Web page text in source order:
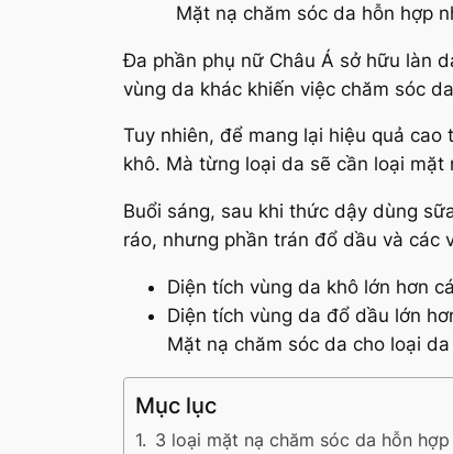
Mặt nạ chăm sóc da hỗn hợp
Đa phần phụ nữ Châu Á sở hữu làn
vùng da khác khiến việc chăm sóc
Tuy nhiên, để mang lại hiệu quả
khô. Mà từng loại da sẽ cần loại
Buổi sáng, sau khi thức dậy dùng
ráo, nhưng phần trán đổ dầu và các
Diện tích vùng da khô lớn hơn
Diện tích vùng da đổ dầu lớn
Mặt nạ chăm sóc da cho loại
Mục lục
3 loại mặt nạ chăm sóc da hỗn